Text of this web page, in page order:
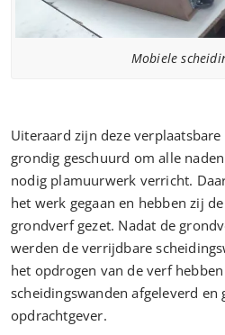
Mobiele
Uiteraard zijn deze
grondig geschuurd om alle
nodig plamuurwerk verricht.
het werk gegaan en hebben zij
grondverf gezet. Nadat de
werden de verrijdbare
het opdrogen van de verf
scheidingswanden afgeleverd en
opdrachtgever.